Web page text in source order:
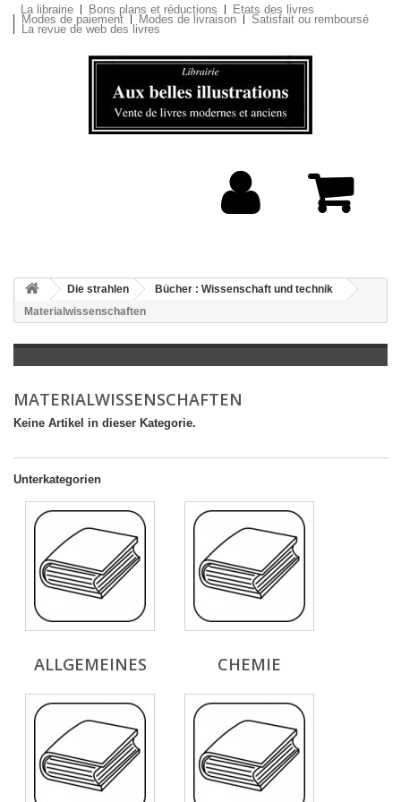
La librairie Bons plans et réductions Etats des livres
Modes de paiement Modes de livraison Satisfait ou remboursé
La revue de web des livres
Die strahlen
Bücher : Wissenschaft und technik
Materialwissenschaften
MATERIALWISSENSCHAFTEN
Keine Artikel in dieser Kategorie.
Unterkategorien
ALLGEMEINES CHEMIE